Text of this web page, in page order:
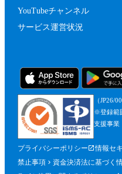
YouTubeチャンネル
サービス運営状況
（JP26/
※登録範
支援事業
プライバシーポリシー 情報セ
禁止事項
資金決済法に基づく